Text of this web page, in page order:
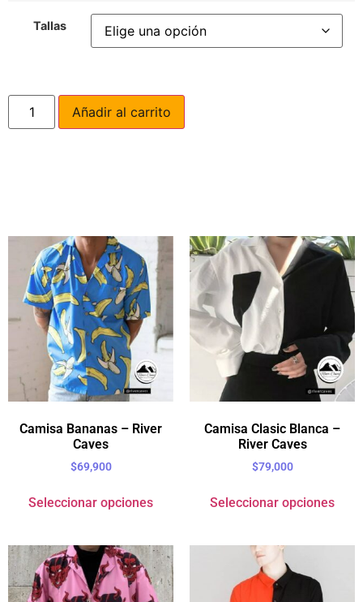
Tallas
Añadir al carrito
Camisa Bananas – River
Caves
$69,900
Seleccionar opciones
Camisa Clasic Blanca –
River Caves
$79,000
Seleccionar opciones